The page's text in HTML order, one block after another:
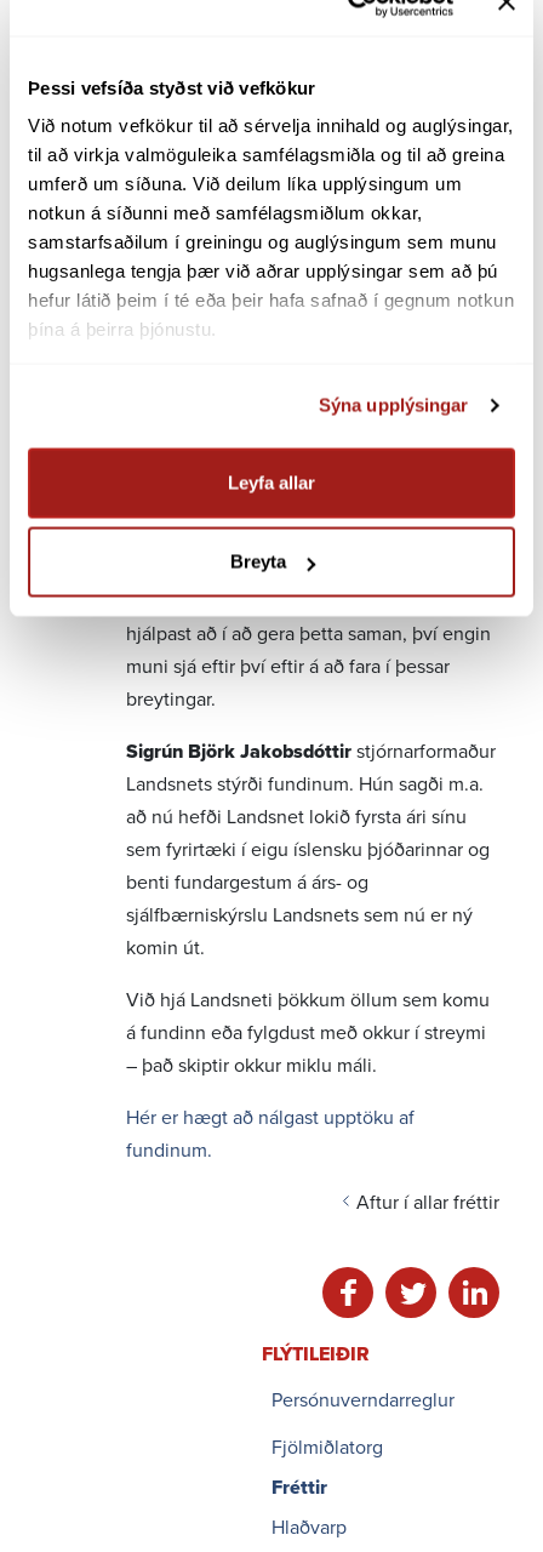
Þessi vefsíða styðst við vefkökur
Við notum vefkökur til að sérvelja innihald og auglýsingar,
til að virkja valmöguleika samfélagsmiðla og til að greina
umferð um síðuna. Við deilum líka upplýsingum um
notkun á síðunni með samfélagsmiðlum okkar,
samstarfsaðilum í greiningu og auglýsingum sem munu
hugsanlega tengja þær við aðrar upplýsingar sem að þú
hefur látið þeim í té eða þeir hafa safnað í gegnum notkun
þína á þeirra þjónustu.
Sýna upplýsingar
Leyfa allar
Breyta
orkuöryggi, orkunýtni og jafnræði aðila í
rammaáætlun dugar ekki fyrir eftirspurn
vegna orkuskipta og þá þyrftum við að huga
að nýsköpun og nýjum orkugjöfum, eins og
vindi. Gagnsæi og viðskiptakerfi, sem tekur
á sveiflukenndri framleiðslu, er forsenda
fyrir því að hægt sé að nýta vindorku.
Guðlaugur Þór Þórðarsonumhverfis-, orku-
og loftslagsráðherra ávarpaði fundinn og
flutningskerfinu og setti það í samhengi við
mikilvægi þess að einfalda regluverkið án
þess að gefa afslátt af kröfum til að komast í
orkuskiptin. Sagði frá vinnunni sem er í
gangi í ráðuneytinu og horfði til framtíðar í
orkumálum. Hvatti hann áheyrendur til að
hjálpast að í að gera þetta saman, því engin
muni sjá eftir því eftir á að fara í þessar
breytingar.
Sigrún Björk Jakobsdóttirstjórnarformaður
Landsnets stýrði fundinum. Hún sagði m.a.
að nú hefði Landsnet lokið fyrsta ári sínu
sem fyrirtæki í eigu íslensku þjóðarinnar og
benti fundargestum á árs- og
sjálfbærniskýrslu Landsnets sem nú er ný
komin út.
Við hjá Landsneti þökkum öllum sem komu
á fundinn eða fylgdust með okkur í streymi
– það skiptir okkur miklu máli.
Hér er hægt að nálgast upptöku af
fundinum.
Aftur í allar fréttir
Deila á facebook
Deila á twitter
Deila á
FLÝTI­LEIÐIR
Persónuverndarreglur
Fjölmiðlatorg
Fréttir
Hlaðvarp